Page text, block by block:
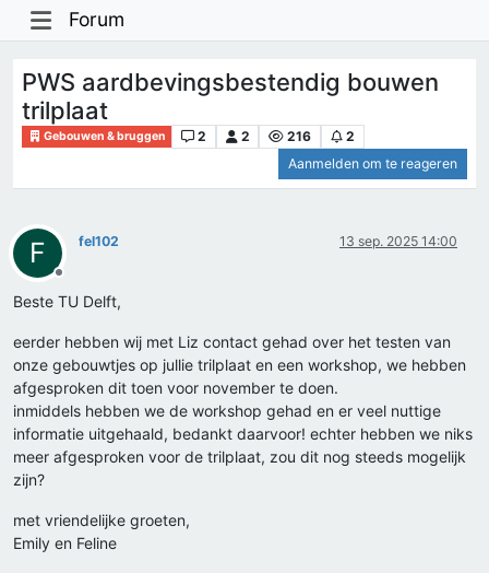
Forum
PWS aardbevingsbestendig bouwen
trilplaat
Gebouwen & bruggen 2 2 216
2
Aanmelden om te reageren
F
Offline
fel102 13 sep. 2025 14:00
Beste TU Delft,
eerder hebben wij met Liz contact gehad over het testen van
onze gebouwtjes op jullie trilplaat en een workshop, we hebben
afgesproken dit toen voor november te doen.
inmiddels hebben we de workshop gehad en er veel nuttige
informatie uitgehaald, bedankt daarvoor! echter hebben we niks
meer afgesproken voor de trilplaat, zou dit nog steeds mogelijk
zijn?
met vriendelijke groeten,
Emily en Feline